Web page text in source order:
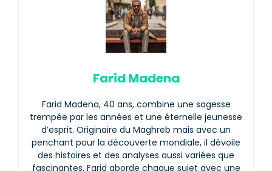
Farid Madena
Farid Madena, 40 ans, combine une sagesse
trempée par les années et une éternelle jeunesse
d’esprit. Originaire du Maghreb mais avec un
penchant pour la découverte mondiale, il dévoile
des histoires et des analyses aussi variées que
fascinantes. Farid aborde chaque sujet avec une